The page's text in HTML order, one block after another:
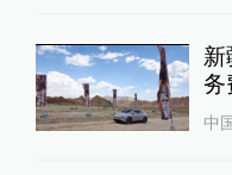
新
务
中